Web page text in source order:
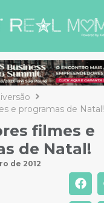
e programas de Natal!
filmes e
de Natal!
de 2012